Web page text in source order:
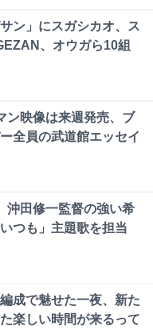
ン」にスガシカオ、ス
、オウガら10組
ン映像は来週発売、ブ
全員の武道館エッセイ
沖田修一監督の強い希
つも」主題歌を担当
成で魅せた一夜、新た
楽しい時間が来るって